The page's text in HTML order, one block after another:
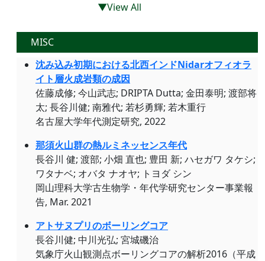
▼View All
MISC
沈み込み初期における北西インドNidarオフィオラ
イト層火成岩類の成因
佐藤成修; 今山武志; DRIPTA Dutta; 金田泰明; 渡部将
太; 長谷川健; 南雅代; 若杉勇輝; 若木重行
名古屋大学年代測定研究, 2022
那須火山群の熱ルミネッセンス年代
長谷川 健; 渡部; 小畑 直也; 豊田 新; ハセガワ タケシ;
ワタナベ; オバタ ナオヤ; トヨダ シン
岡山理科大学古生物学・年代学研究センター事業報
告, Mar. 2021
アトサヌプリのボーリングコア
長谷川健; 中川光弘; 宮城磯治
気象庁火山観測点ボーリングコアの解析2016（平成